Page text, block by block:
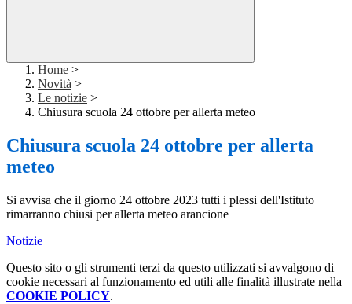
Home >
Novità >
Le notizie >
Chiusura scuola 24 ottobre per allerta meteo
Chiusura scuola 24 ottobre per allerta
meteo
Si avvisa che il giorno 24 ottobre 2023 tutti i plessi dell'Istituto
rimarranno chiusi per allerta meteo arancione
Notizie
Questo sito o gli strumenti terzi da questo utilizzati si avvalgono di
cookie necessari al funzionamento ed utili alle finalità illustrate nella
COOKIE POLICY.